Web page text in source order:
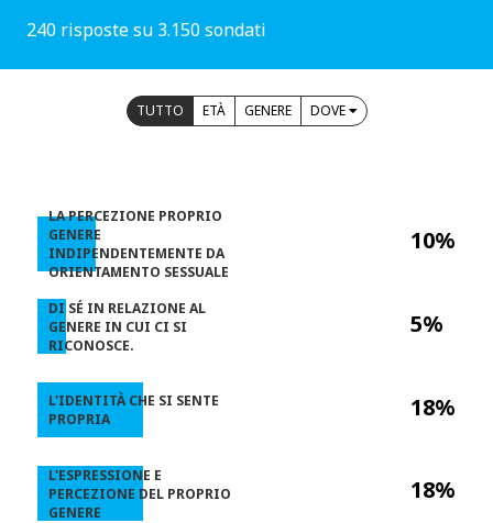
240 risposte su 3.150 sondati
TUTTO ETÀ GENERE DOVE
10%
5%
18%
18%
LA PERCEZIONE PROPRIO
GENERE
INDIPENDENTEMENTE DA
ORIENTAMENTO SESSUALE
DI SÉ IN RELAZIONE AL
GENERE IN CUI CI SI
RICONOSCE.
L'IDENTITÀ CHE SI SENTE
PROPRIA
L'ESPRESSIONE E
PERCEZIONE DEL PROPRIO
GENERE